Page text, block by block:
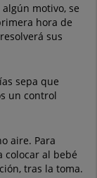
motivo, se
hora de
sus
sepa que
un control
aire. Para
colocar al bebé
tras la toma.